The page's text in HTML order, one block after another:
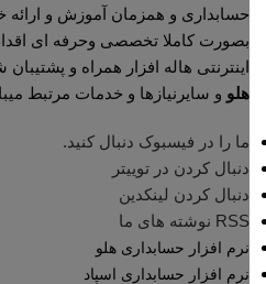
حسابداری و همزمان آموزش و ارائه
بصورت کاملا تخصصی وحرفه ای
اینترنتی هاله افزار همراه و پشتیبان
هلو و سایرنیازها و خدمات مرتبط
ما را در فیسبوک دنبال کنید.
دنبال کردن در توییتر
دنبال کردن لینکدین
RSS نوشته های ما
نرم افزار حسابداری هلو
نرم افزار حسابداری اسپاد